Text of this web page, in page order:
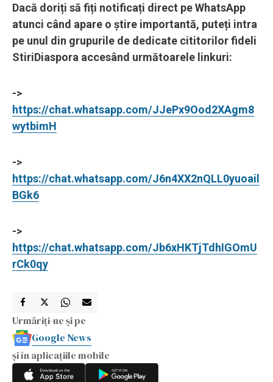
Dacă doriți să fiți notificați direct pe WhatsApp
atunci când apare o știre importantă, puteți intra
pe unul din grupurile de dedicate cititorilor fideli
StiriDiaspora accesând următoarele linkuri:
->
https://chat.whatsapp.com/JJePx9Ood2XAgm8
wytbimH
->
https://chat.whatsapp.com/J6n4XX2nQLL0yuoail
BGk6
->
https://chat.whatsapp.com/Jb6xHKTjTdhIGOmU
rCk0qy
Urmăriți-ne și pe
Google News
și în aplicațiile mobile